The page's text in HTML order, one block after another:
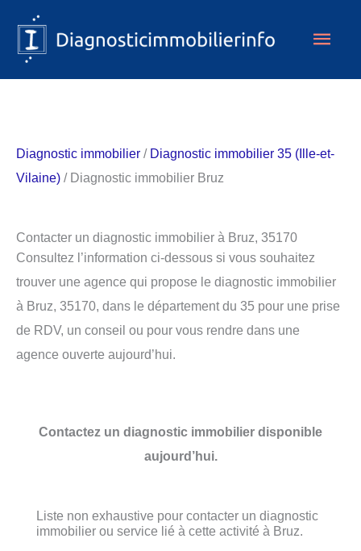
contenu
Diagnostic immobilier / Diagnostic immobilier 35 (Ille-et-
Vilaine) / Diagnostic immobilier Bruz
Contacter un diagnostic immobilier à Bruz, 35170
Consultez l’information ci-dessous si vous souhaitez
trouver une agence qui propose le diagnostic immobilier
à Bruz, 35170, dans le département du 35 pour une prise
de RDV, un conseil ou pour vous rendre dans une
agence ouverte aujourd’hui.
Contactez un diagnostic immobilier disponible
aujourd’hui.
Liste non exhaustive pour contacter un diagnostic
immobilier ou service lié à cette activité à Bruz.